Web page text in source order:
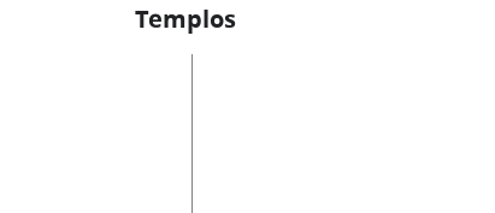
Templos